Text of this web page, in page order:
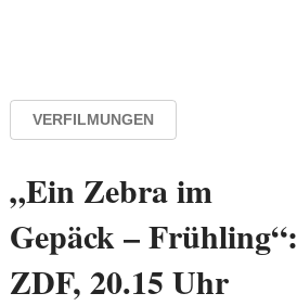
VERFILMUNGEN
„Ein Zebra im
Gepäck – Frühling“:
ZDF, 20.15 Uhr